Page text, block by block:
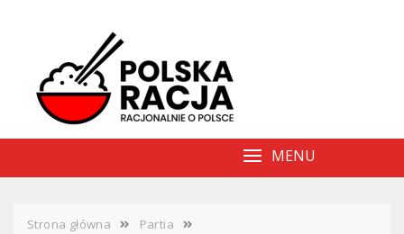
MENU
Strona główna Partia